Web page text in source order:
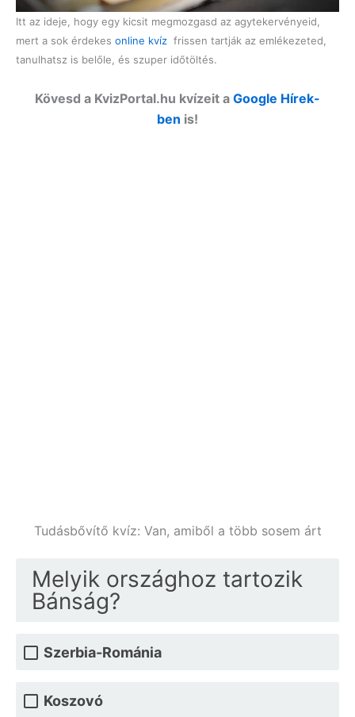
Itt az ideje, hogy egy kicsit megmozgasd az agytekervényeid,
mert a sok érdekes online kvíz frissen tartják az emlékezeted,
tanulhatsz is belőle, és szuper időtöltés.
Kövesd a KvizPortal.hu kvízeit a Google Hírek-
ben is!
Tudásbővítő kvíz: Van, amiből a több sosem árt
Melyik országhoz tartozik
Bánság?
Szerbia-Románia
Koszovó